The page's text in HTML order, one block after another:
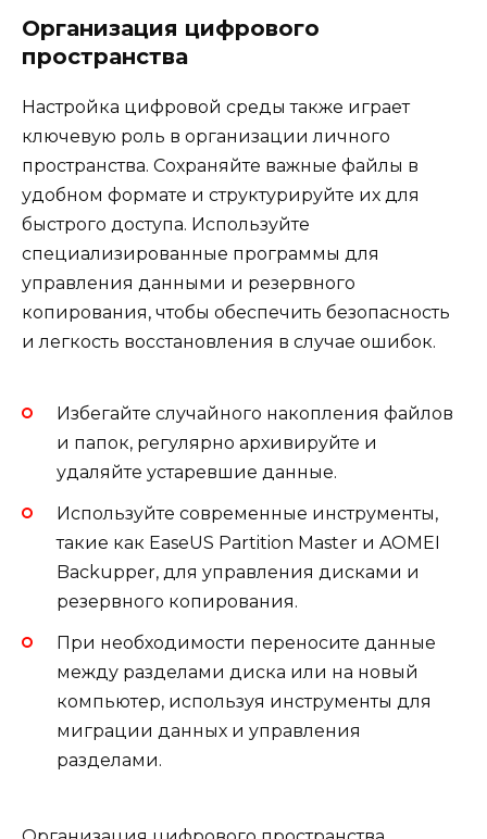
Организация цифрового
пространства
Настройка цифровой среды также играет
ключевую роль в организации личного
пространства. Сохраняйте важные файлы в
удобном формате и структурируйте их для
быстрого доступа. Используйте
специализированные программы для
управления данными и резервного
копирования, чтобы обеспечить безопасность
и легкость восстановления в случае ошибок.
Избегайте случайного накопления файлов
и папок, регулярно архивируйте и
удаляйте устаревшие данные.
Используйте современные инструменты,
такие как EaseUS Partition Master и AOMEI
Backupper, для управления дисками и
резервного копирования.
При необходимости переносите данные
между разделами диска или на новый
компьютер, используя инструменты для
миграции данных и управления
разделами.